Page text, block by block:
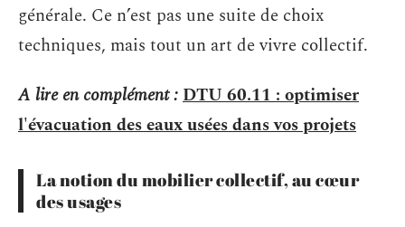
générale. Ce n’est pas une suite de choix
techniques, mais tout un art de vivre collectif.
A lire en complément :DTU 60.11 : optimiser
l'évacuation des eaux usées dans vos projets
La notion du mobilier collectif, au cœur
des usages